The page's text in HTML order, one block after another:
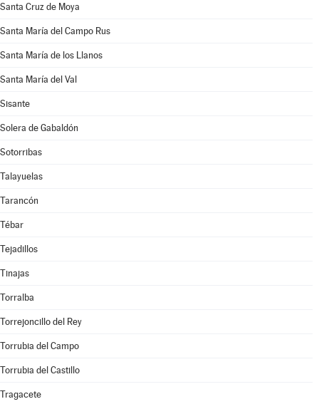
Santa Cruz de Moya
Santa María del Campo Rus
Santa María de los Llanos
Santa María del Val
Sisante
Solera de Gabaldón
Sotorribas
Talayuelas
Tarancón
Tébar
Tejadillos
Tinajas
Torralba
Torrejoncillo del Rey
Torrubia del Campo
Torrubia del Castillo
Tragacete